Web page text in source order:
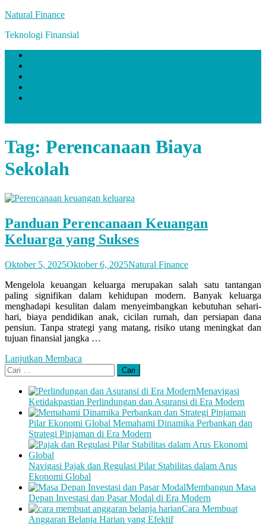
Skip
content
Natural Finance
Teknologi Finansial
Tag: Perencanaan Biaya
Sekolah
Panduan Perencanaan Keuangan
Keluarga yang Sukses
Oktober 5, 2025Oktober 6, 2025Natural Finance
Mengelola keuangan keluarga merupakan salah satu tantangan
paling signifikan dalam kehidupan modern. Banyak keluarga
menghadapi kesulitan dalam menyeimbangkan kebutuhan sehari-
hari, biaya pendidikan anak, cicilan rumah, dan persiapan dana
pensiun. Tanpa strategi yang matang, risiko utang meningkat dan
tujuan finansial jangka …
Lanjutkan Membaca
Cari
untuk:
Menavigasi
Ketidakpastian Perlindungan dan Asuransi di Era Modern
Pilar Ekonomi Global Memahami Dinamika Perbankan dan
Strategi Pinjaman di Era Modern
Navigasi Pajak dan Regulasi Pilar Stabilitas dalam Arus
Ekonomi Global
Membangun Masa
Depan Investasi dan Pasar Modal di Era Modern
Cara Membuat
Anggaran Belanja Harian yang Efektif